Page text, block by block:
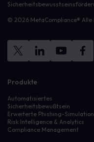
© 2026 MetaCompliance® Alle
Produkte
Automatisiertes
Sicherheitsbewußtsein
Erweiterte Phishing-
Risk Intelligence & Analytics
Compliance Management